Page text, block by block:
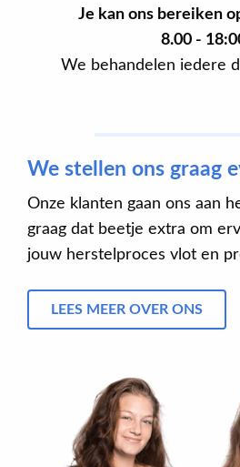
Je kan ons bereiken
8.00 -
We behandelen iedere
We stellen ons graag
Onze klanten gaan ons aan
graag dat beetje extra om
jouw herstelproces vlot en
LEES MEER OVER ONS